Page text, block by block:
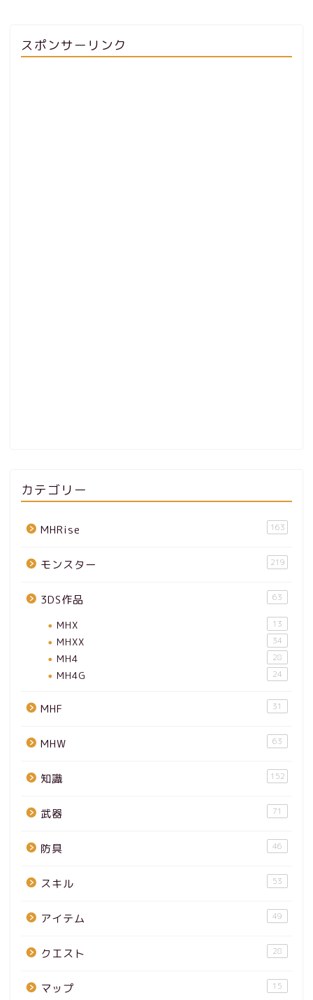
スポンサーリンク
カテゴリー
MHRise 163
モンスター 219
3DS作品 63
MHX 13
MHXX 34
MH4 28
MH4G 24
MHF 31
MHW 63
知識 152
武器 71
防具 46
スキル 53
アイテム 49
クエスト 28
マップ 15